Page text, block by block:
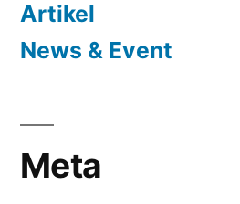
Artikel
News & Event
Meta